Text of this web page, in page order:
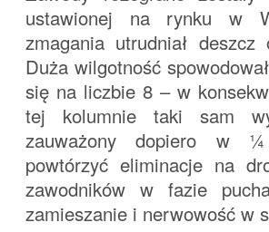
ustawionej na rynku w
zmagania utrudniał
Duża wilgotność
się na liczbie 8 – w
tej kolumnie taki sam
zauważony dopiero w ¼
powtórzyć eliminacje na
zawodników w fazie
zamieszanie i nerwowość w